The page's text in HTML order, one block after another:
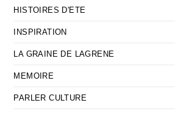
HISTOIRES D'ETE
INSPIRATION
LA GRAINE DE LAGRENE
MEMOIRE
PARLER CULTURE